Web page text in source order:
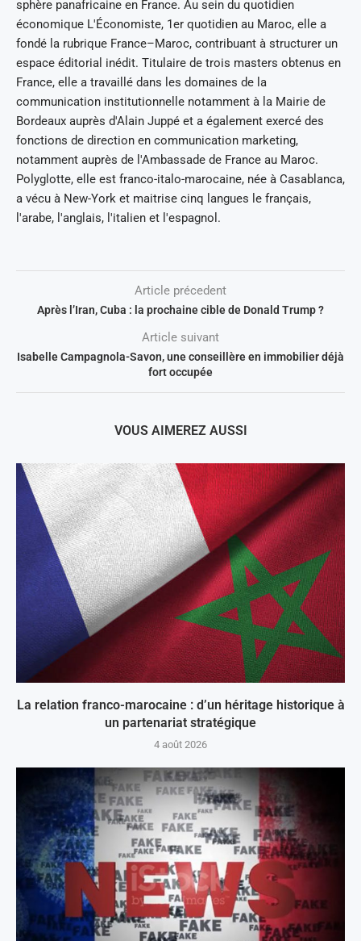
sphère panafricaine en France. Au sein du quotidien
économique L'Économiste, 1er quotidien au Maroc, elle a
fondé la rubrique France–Maroc, contribuant à structurer un
espace éditorial inédit. Titulaire de trois masters obtenus en
France, elle a travaillé dans les domaines de la
communication institutionnelle notamment à la Mairie de
Bordeaux auprès d'Alain Juppé et a également exercé des
fonctions de direction en communication marketing,
notamment auprès de l'Ambassade de France au Maroc.
Polyglotte, elle est franco-italo-marocaine, née à Casablanca,
a vécu à New-York et maitrise cinq langues le français,
l'arabe, l'anglais, l'italien et l'espagnol.
Article précedent
Après l’Iran, Cuba : la prochaine cible de Donald Trump ?
Article suivant
Isabelle Campagnola-Savon, une conseillère en immobilier déjà
fort occupée
VOUS AIMEREZ AUSSI
La relation franco-marocaine : d’un héritage historique à
un partenariat stratégique
4 août 2026